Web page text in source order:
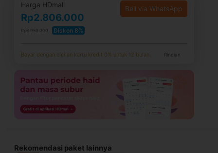
Harga HDmall
Rp2.806.000
Rp3.050.000 Diskon 8%
Beli via WhatsApp
Bayar dengan cicilan kartu kredit 0% untuk 12 bulan. Rincian
Rekomendasi paket lainnya